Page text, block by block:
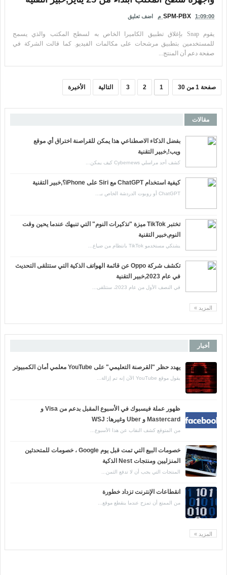
SPM-PBX 1:09:00 م اضف تعليق
يقوم Snap بإغلاق تطبيق الكاميرا الخاص به لسطح المكتب والذي يسمح
للمستخدمين بتطبيق مرشحات على مكالمات الفيديو. كما قالت الشركة في
صفحة دعم أن المنتج...
صفحة 1 من 30 1
2
3 التالية الأخيرة
مقالات
بفضل الذكاء الاصطناعي هذا يمكن للقراصنة اختراق أي موقع
ويب!,خبير التقنية
كشف أحد مراسلي Cybernews كيف يمكن...
كيفية استخدام ChatGPT مع Siri على iPhone؟,خبير التقنية
ChatGPT أو روبوت الدردشة الخاص بـ...
تختبر TikTok ميزة "تذكيرات النوم" التي تنبهك عندما يحين وقت
النوم,خبير التقنية
يشتكي مستخدمو TikTok بانتظام من ضياع...
تكشف شركة Oppo عن قائمة الهواتف الذكية التي ستتلقى التحديث
في عام 2023,خبير التقنية
في النصف الأول من عام 2023، ستتلقى...
المزيد »
أخبار
يهدد حظر "القرصنة التعليمي" على YouTube معلمي أمان الكمبيوتر
يقول موقع YouTube الآن إنه تم إزالة...
ظهور عملة فيسبوك في الأسبوع المقبل بدعم من Visa و
Mastercard و Uber وغيرها: WSJ
من المتوقع كشف النقاب عن هذا الأسبوع...
خصومات البيع التي تمت قبل يوم Google ، خصومات للمتحدثين
المنزليين ومنتجات Nest الذكية
المنتجات التي يجب أن لا تدفع الثمن...
انقطاعات الإنترنت تزداد خطورة
من الممتع أن تمزح عندما ينقطع موقع...
المزيد »